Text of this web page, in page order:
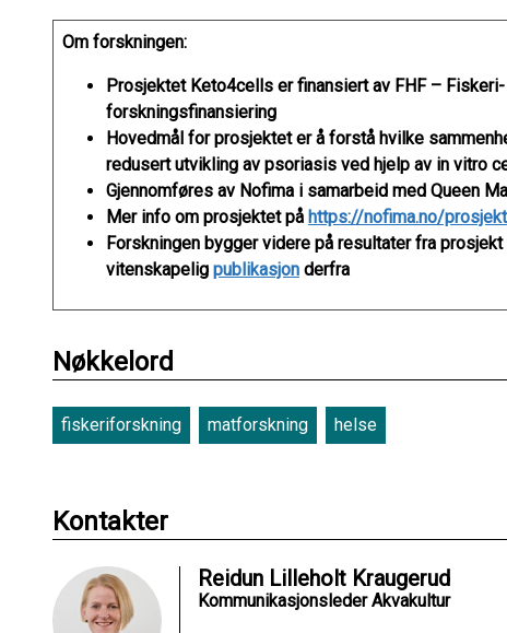
Om forskningen:
Prosjektet Keto4cells er finansiert av FHF –
forskningsfinansiering
Hovedmål for prosjektet er å forstå hvilke
redusert utvikling av psoriasis ved hjelp av in vitro
Gjennomføres av Nofima i samarbeid med Queen
Mer info om prosjektet på https://nofima.no/
Forskningen bygger videre på resultater fra
vitenskapelig publikasjon derfra
Nøkkelord
fiskeriforskning matforskning helse
Kontakter
Reidun Lilleholt Kraugerud
Kommunikasjonsleder Akvakultur